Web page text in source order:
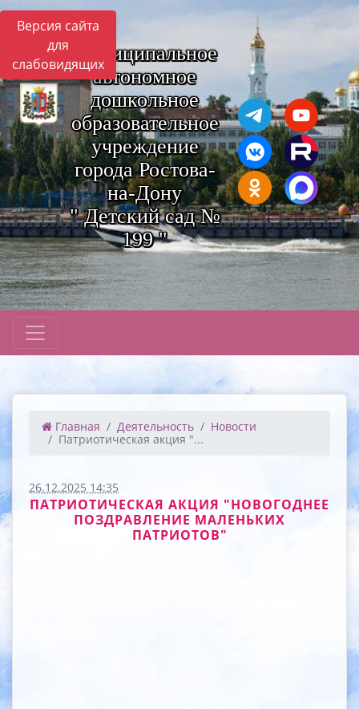
Версия сайта
для
слабовидящихМуниципальное
автономное
дошкольное
образовательное
учреждение
города Ростова-
на-Дону
" Детский сад №
199 "
Главная Деятельность
Новости
Патриотическая акция "...
26.12.2025 14:35
ПАТРИОТИЧЕСКАЯ АКЦИЯ "НОВОГОДНЕЕ
ПОЗДРАВЛЕНИЕ МАЛЕНЬКИХ
ПАТРИОТОВ"